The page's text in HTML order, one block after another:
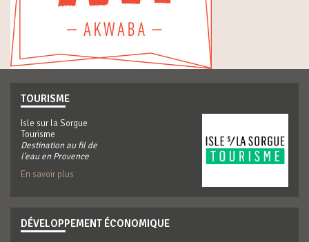
TOURISME
Isle sur la Sorgue
Tourisme
Destination au fil de
l'eau en Provence
En savoir plus
DÉVELOPPEMENT ÉCONOMIQUE